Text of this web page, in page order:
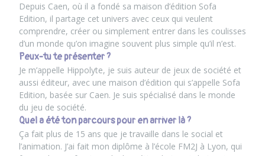
Depuis Caen, où il a fondé sa maison d’édition Sofa
Edition, il partage cet univers avec ceux qui veulent
comprendre, créer ou simplement entrer dans les coulisses
d’un monde qu’on imagine souvent plus simple qu’il n’est.
Peux-tu te présenter ?
Je m’appelle Hippolyte, je suis auteur de jeux de société et
aussi éditeur, avec une maison d’édition qui s’appelle Sofa
Edition, basée sur Caen. Je suis spécialisé dans le monde
du jeu de société.
Quel a été ton parcours pour en arriver là ?
Ça fait plus de 15 ans que je travaille dans le social et
l’animation. J’ai fait mon diplôme à l’école FM2J à Lyon, qui